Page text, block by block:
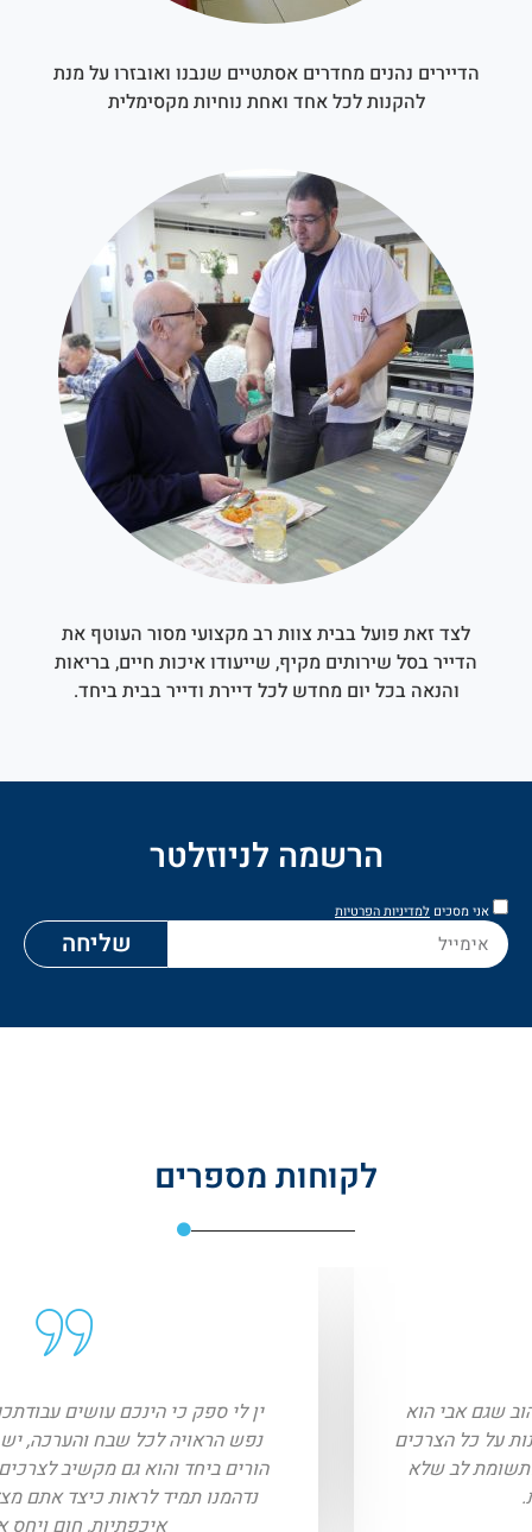
הדיירים נהנים מחדרים אסתטיים שנבנו ואובזרו על מנת
להקנות לכל אחד ואחת נוחיות מקסימלית
לצד זאת פועל בבית צוות רב מקצועי מסור העוטף את
הדייר בסל שירותים מקיף, שייעודו איכות חיים, בריאות
והנאה בכל יום מחדש לכל דיירת ודייר בבית ביחד.
הרשמה לניוזלטר
אני מסכים למדיניות הפרטיות
שליחה
לקוחות מספרים
מודה מקרב לב על טיפולכם באבי האהוב שגם אבי הוא
מקרה מיוחד יחסית ולא קל במיוחד לענות על כל הצרכים
שלו. ראיתי המון יחס אנושי מצדכם ותשומת לב שלא
חשבתי שאזכה לראות.